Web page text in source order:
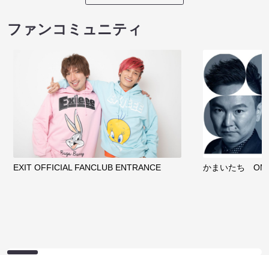
ファンコミュニティ
EXIT OFFICIAL FANCLUB ENTRANCE かまいたち